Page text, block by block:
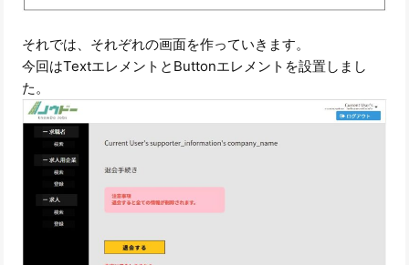
それでは、それぞれの画面を作っていきます。
今回はTextエレメントとButtonエレメントを設置しまし
た。